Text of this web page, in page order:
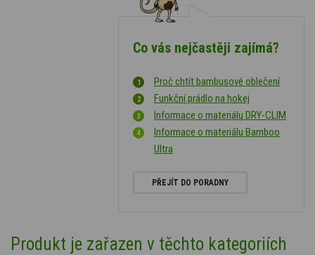
Co vás nejčastěji zajímá?
Proč chtít bambusové oblečení
Funkční prádlo na hokej
Informace o materiálu DRY-CLIM
Informace o materiálu Bamboo
Ultra
PŘEJÍT DO PORADNY
Produkt je zařazen v těchto kategoriích